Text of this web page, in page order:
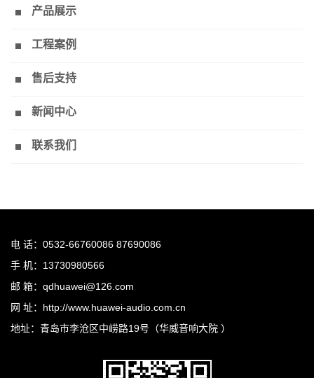
产品展示
工程案例
售后支持
新闻中心
联系我们
电 话：0532-66760086 87690086
手 机：13730980566
邮 箱：qdhuawei@126.com
网 址：http://www.huawei-audio.com.cn
地址：青岛市李沧区中崂路19号（华威音响大院 ）